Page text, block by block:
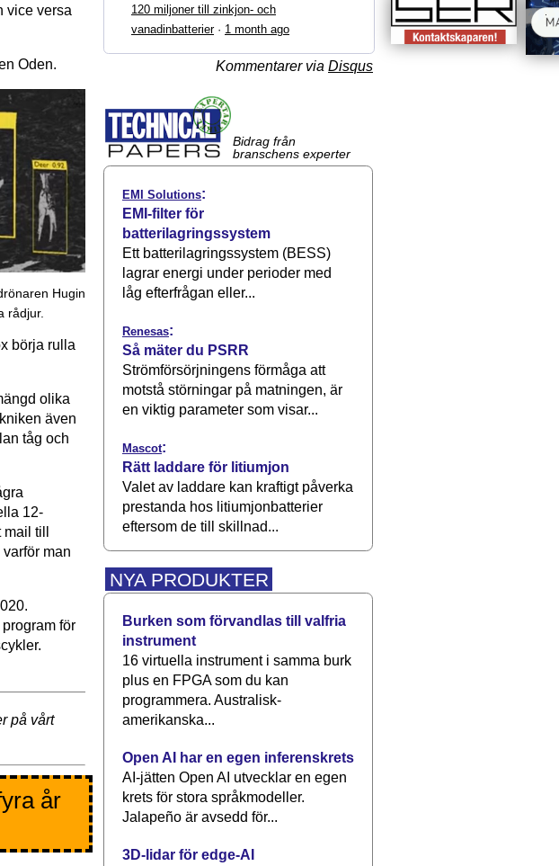
vice versa
Oden.
Hugin
rådjur.
börja rulla
olika
även
tåg och
12-
till
man
för
på vårt
år
120 miljoner till zinkjon- och
vanadinbatterier· 1 month ago
Kommentarer via Disqus
Bidrag från
branschens experter
EMI Solutions:
EMI-filter för
batterilagringssystem
Ett batterilagringssystem (BESS)
lagrar energi under perioder med
låg efterfrågan eller...
Renesas:
Så mäter du PSRR
Strömförsörjningens förmåga att
motstå störningar på matningen, är
en viktig parameter som visar...
Mascot:
Rätt laddare för litiumjon
Valet av laddare kan kraftigt påverka
prestanda hos litiumjonbatterier
eftersom de till skillnad...
NYA PRODUKTER
Burken som förvandlas till valfria
instrument
16 virtuella instrument i samma burk
plus en FPGA som du kan
programmera. Australisk-
amerikanska...
Open AI har en egen inferenskrets
AI-jätten Open AI utvecklar en egen
krets för stora språkmodeller.
Jalapeño är avsedd för...
3D-lidar för edge-AI